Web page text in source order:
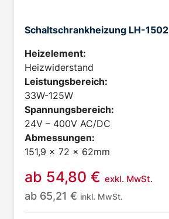
Schaltschrankheizung LH-1502
Heizelement:
Heizwiderstand
Leistungsbereich:
33W-125W
Spannungsbereich:
24V – 400V AC/DC
Abmessungen:
151,9 x 72 x 62mm
ab 54,80 € exkl. MwSt.
ab 65,21 € inkl. MwSt.